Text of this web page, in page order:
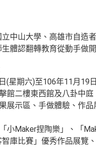
中山大學、高雄市自造
體認翻轉教育從動手做
(星期六)至106年11月19
館二樓東西館及八卦中庭
展示區、手做體驗、作
小Maker捏陶樂」、「
庫比賽」優秀作品展覽